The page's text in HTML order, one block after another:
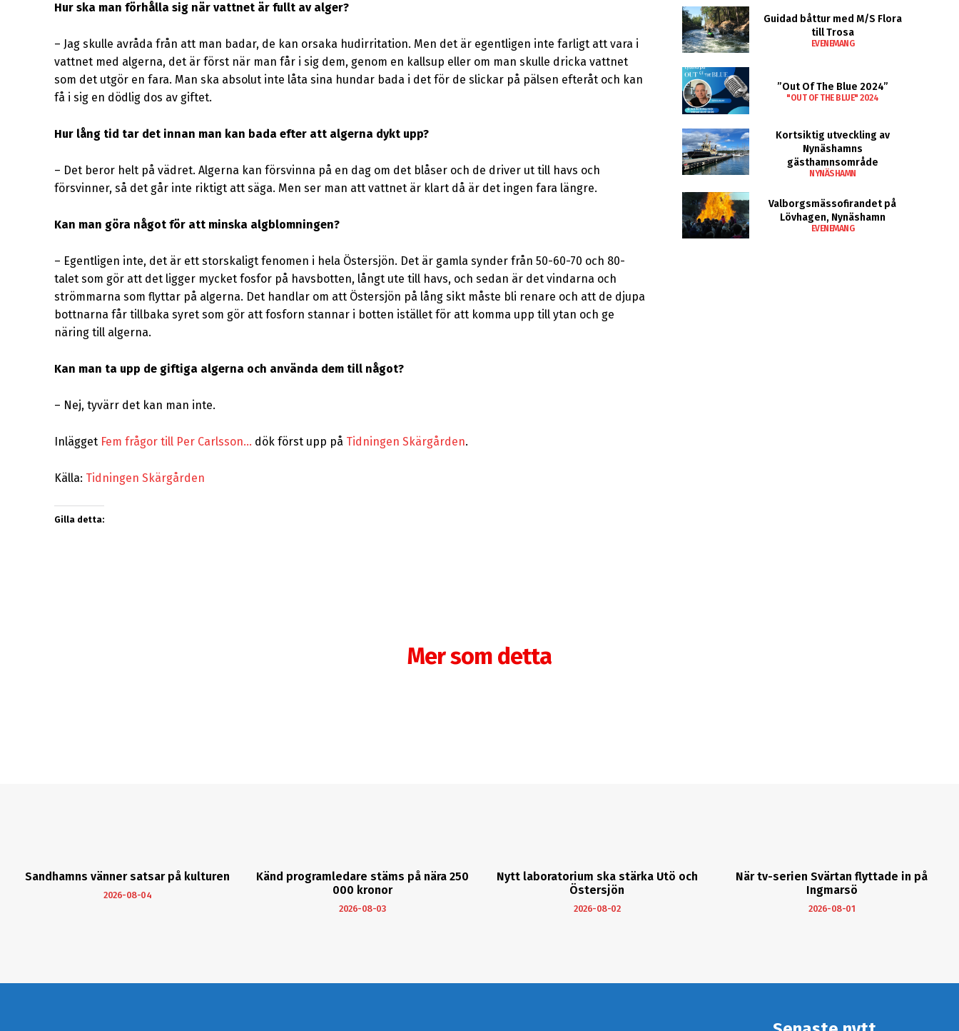
Hur ska man förhålla sig när vattnet är fullt av alger?
– Jag skulle avråda från att man badar, de kan orsaka hudirritation. Men det är egentligen inte farligt att vara i
vattnet med algerna, det är först när man får i sig dem, genom en kallsup eller om man skulle dricka vattnet
som det utgör en fara. Man ska absolut inte låta sina hundar bada i det för de slickar på pälsen efteråt och kan
få i sig en dödlig dos av giftet.
Hur lång tid tar det innan man kan bada efter att algerna dykt upp?
– Det beror helt på vädret. Algerna kan försvinna på en dag om det blåser och de driver ut till havs och
försvinner, så det går inte riktigt att säga. Men ser man att vattnet är klart då är det ingen fara längre.
Kan man göra något för att minska algblomningen?
– Egentligen inte, det är ett storskaligt fenomen i hela Östersjön. Det är gamla synder från 50-60-70 och 80-
talet som gör att det ligger mycket fosfor på havsbotten, långt ute till havs, och sedan är det vindarna och
strömmarna som flyttar på algerna. Det handlar om att Östersjön på lång sikt måste bli renare och att de djupa
bottnarna får tillbaka syret som gör att fosforn stannar i botten istället för att komma upp till ytan och ge
näring till algerna.
Kan man ta upp de giftiga algerna och använda dem till något?
– Nej, tyvärr det kan man inte.
Inlägget Fem frågor till Per Carlsson… dök först upp på Tidningen Skärgården.
Källa: Tidningen Skärgården
Gilla detta:
Guidad båttur med M/S Flora
till Trosa
EVENEMANG
”Out Of The Blue 2024”
"OUT OF THE BLUE" 2024
Kortsiktig utveckling av
Nynäshamns
gästhamnsområde
NYNÄSHAMN
Valborgsmässofirandet på
Lövhagen, Nynäshamn
EVENEMANG
Mer som detta
Sandhamns vänner satsar på kulturen
2026-08-04
Känd programledare stäms på nära 250
000 kronor
2026-08-03
Nytt laboratorium ska stärka Utö och
Östersjön
2026-08-02
När tv-serien Svärtan flyttade in på
Ingmarsö
2026-08-01